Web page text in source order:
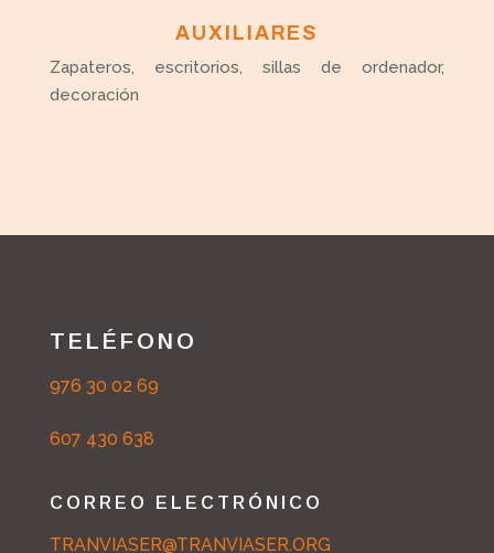
AUXILIARES
Zapateros, escritorios, sillas de ordenador,
decoración
TELÉFONO
976 30 02 69
607 430 638
CORREO ELECTRÓNICO
TRANVIASER@TRANVIASER.ORG